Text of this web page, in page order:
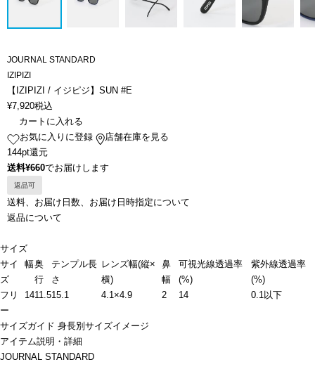
JOURNAL STANDARD
IZIPIZI
【IZIPIZI / イジピジ】SUN #E
¥7,920税込
カートに入れる
お気に入りに登録
店舗在庫を見る
144pt還元
送料¥660でお届けします
返品可
送料、お届け日数、お届け日時指定について
返品について
サイズ
サイ
ズ
幅奥
行
テンプル長
さ
レンズ幅(縦×
横)
鼻
幅
可視光線透過率
(%)
紫外線透過率
(%)
フリ
ー
1411.515.1 4.1×4.9 2 14 0.1以下
サイズガイド 身長別サイズイメージ
アイテム説明・詳細
JOURNAL STANDARD